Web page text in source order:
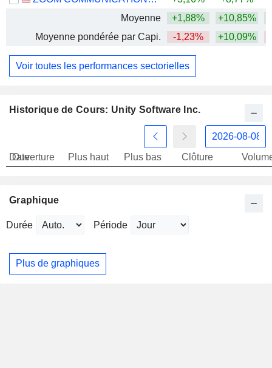
Moyenne
+1,88% +10,85%
Moyenne pondérée par Capi.
-1,23% +10,09%
Voir toutes les performances sectorielles
Historique de Cours: Unity Software Inc.
Date
Ouverture Plus haut Plus bas Clôture
Graphique
Durée Période
Plus de graphiques